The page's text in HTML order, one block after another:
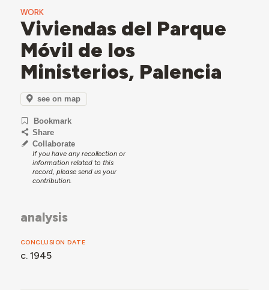
WORK
Viviendas del Parque
Móvil de los
Ministerios, Palencia
see on map
Bookmark
Share
Collaborate
If you have any recollection or
information related to this
record, please send us your
contribution.
analysis
CONCLUSION DATE
c. 1945